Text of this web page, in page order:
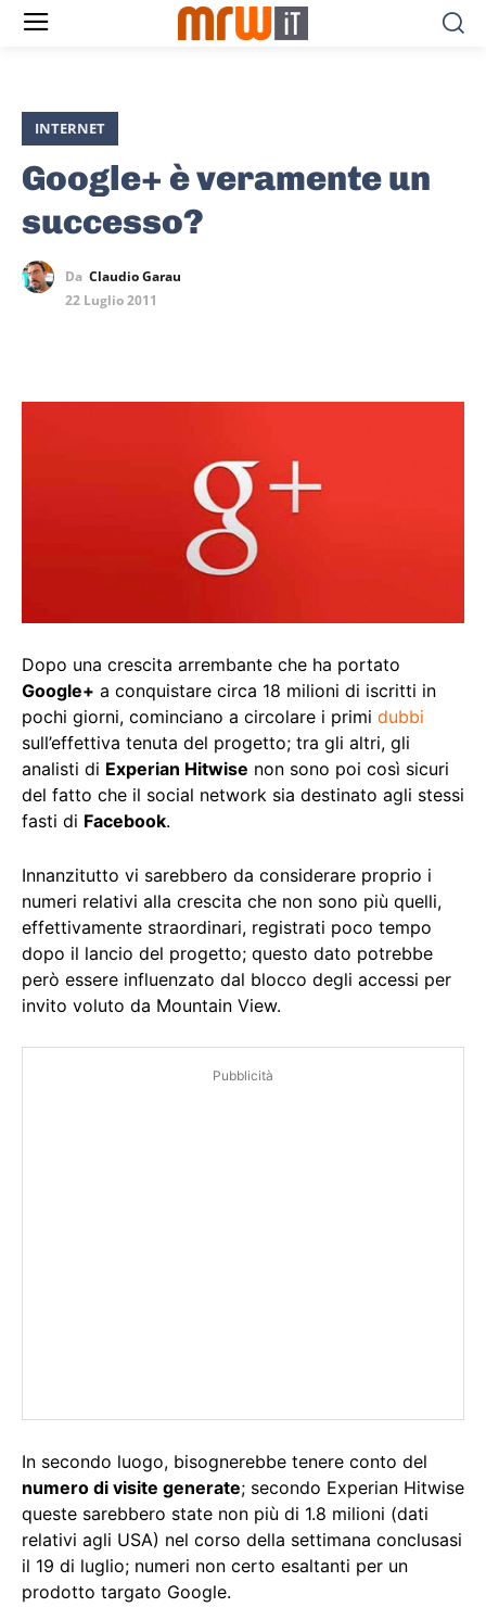
INTERNET
Google+ è veramente un
successo?
Da Claudio Garau
22 Luglio 2011
Dopo una crescita arrembante che ha portato
Google+ a conquistare circa 18 milioni di iscritti in
pochi giorni, cominciano a circolare i primi dubbi
sull’effettiva tenuta del progetto; tra gli altri, gli
analisti di Experian Hitwise non sono poi così sicuri
del fatto che il social network sia destinato agli stessi
fasti di Facebook.
Innanzitutto vi sarebbero da considerare proprio i
numeri relativi alla crescita che non sono più quelli,
effettivamente straordinari, registrati poco tempo
dopo il lancio del progetto; questo dato potrebbe
però essere influenzato dal blocco degli accessi per
invito voluto da Mountain View.
Pubblicità
In secondo luogo, bisognerebbe tenere conto del
numero di visite generate; secondo Experian Hitwise
queste sarebbero state non più di 1.8 milioni (dati
relativi agli USA) nel corso della settimana conclusasi
il 19 di luglio; numeri non certo esaltanti per un
prodotto targato Google.